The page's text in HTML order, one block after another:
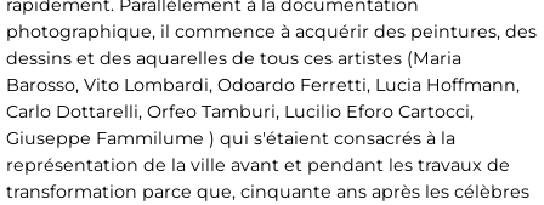
rapidement. Parallèlement à la documentation
photographique, il commence à acquérir des peintures, des
dessins et des aquarelles de tous ces artistes (Maria
Barosso, Vito Lombardi, Odoardo Ferretti, Lucia Hoffmann,
Carlo Dottarelli, Orfeo Tamburi, Lucilio Eforo Cartocci,
Giuseppe Fammilume ) qui s'étaient consacrés à la
représentation de la ville avant et pendant les travaux de
transformation parce que, cinquante ans après les célèbres